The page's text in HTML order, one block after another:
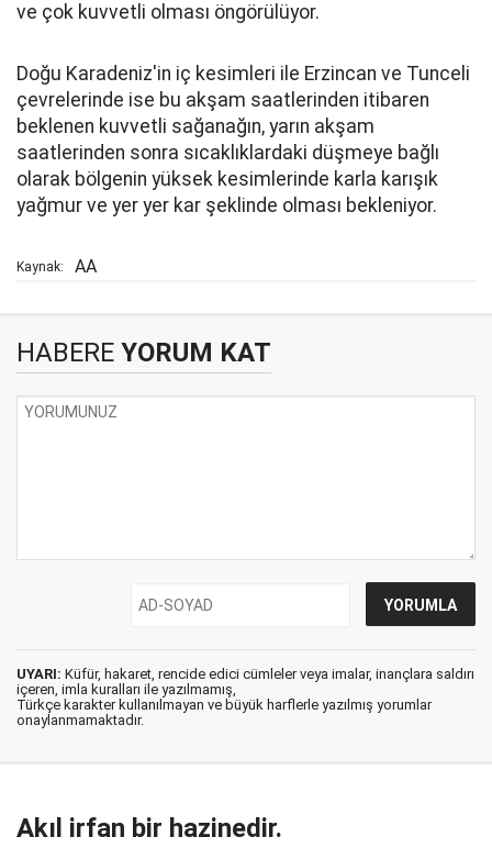
ve çok kuvvetli olması öngörülüyor.
Doğu Karadeniz'in iç kesimleri ile Erzincan ve Tunceli
çevrelerinde ise bu akşam saatlerinden itibaren
beklenen kuvvetli sağanağın, yarın akşam
saatlerinden sonra sıcaklıklardaki düşmeye bağlı
olarak bölgenin yüksek kesimlerinde karla karışık
yağmur ve yer yer kar şeklinde olması bekleniyor.
Kaynak: AA
HABERE YORUM KAT
UYARI: Küfür, hakaret, rencide edici cümleler veya imalar, inançlara saldırı
içeren, imla kuralları ile yazılmamış,
Türkçe karakter kullanılmayan ve büyük harflerle yazılmış yorumlar
onaylanmamaktadır.
Akıl irfan bir hazinedir.